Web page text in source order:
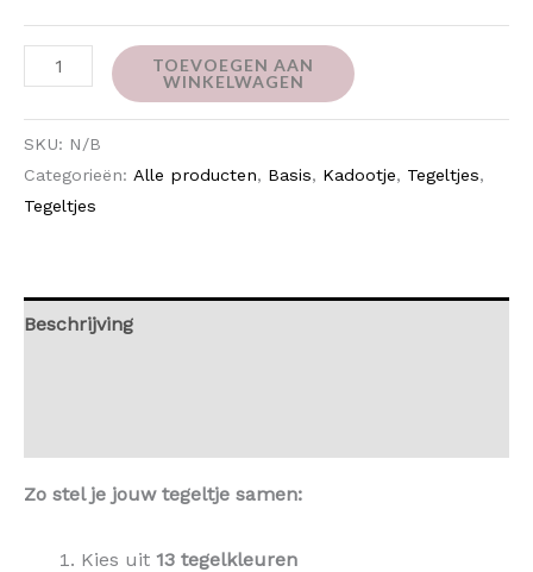
TOEVOEGEN AAN
WINKELWAGEN
SKU: N/B
Categorieën: Alle producten, Basis, Kadootje, Tegeltjes,
Tegeltjes
Beschrijving
Zo stel je jouw tegeltje samen:
Kies uit 13 tegelkleuren